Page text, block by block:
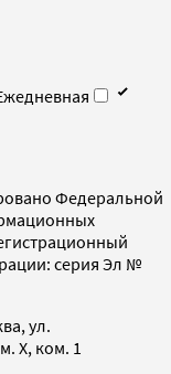
Федеральной
серия Эл №
ул.
X, ком. 1